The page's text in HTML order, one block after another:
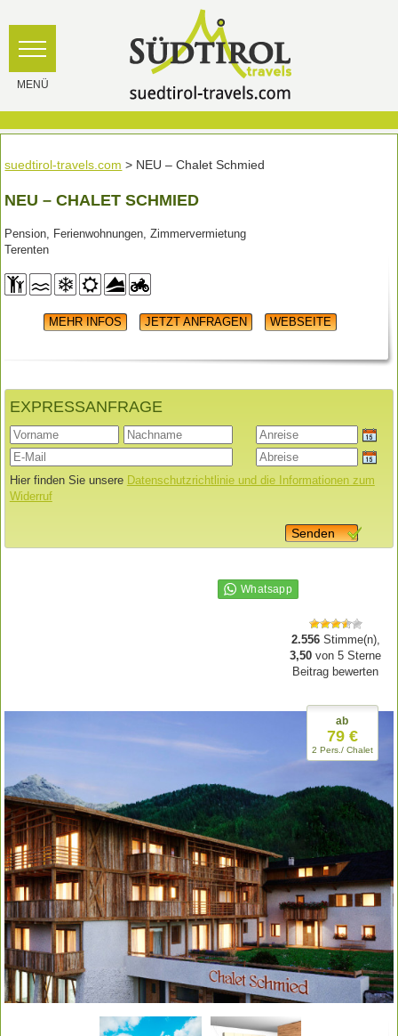
suedtirol-travels.com > NEU – Chalet Schmied
NEU – CHALET SCHMIED
Pension, Ferienwohnungen, Zimmervermietung
Terenten
MEHR INFOS JETZT ANFRAGEN WEBSEITE
EXPRESSANFRAGE
Hier finden Sie unsere Datenschutzrichtlinie und die Informationen zum
Widerruf
Senden
2.556Stimme(n),
3,50 von5 Sterne
Beitrag bewerten
ab
79 €
2 Pers./ Chalet